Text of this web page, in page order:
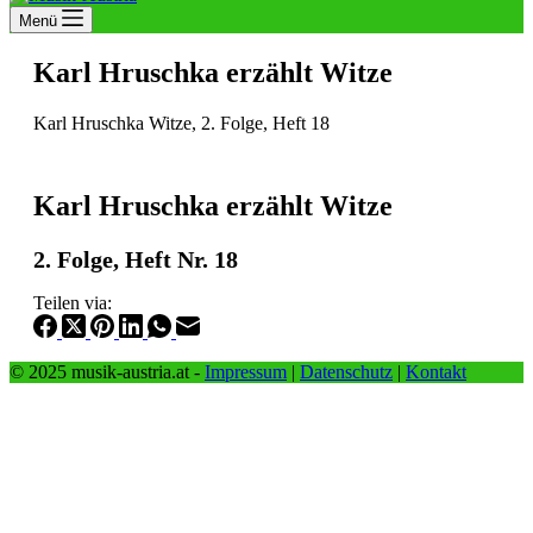
Menü
Karl Hruschka erzählt Witze
Karl Hruschka Witze, 2. Folge, Heft 18
Karl Hruschka erzählt Witze
2. Folge, Heft Nr. 18
Teilen via:
© 2025 musik-austria.at - Impressum | Datenschutz | Kontakt